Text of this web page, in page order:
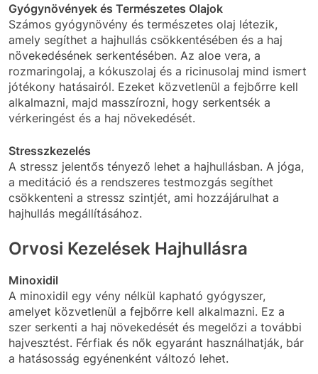
Gyógynövények és Természetes Olajok
Számos gyógynövény és természetes olaj létezik,
amely segíthet a hajhullás csökkentésében és a haj
növekedésének serkentésében. Az aloe vera, a
rozmaringolaj, a kókuszolaj és a ricinusolaj mind ismert
jótékony hatásairól. Ezeket közvetlenül a fejbőrre kell
alkalmazni, majd masszírozni, hogy serkentsék a
vérkeringést és a haj növekedését.
Stresszkezelés
A stressz jelentős tényező lehet a hajhullásban. A jóga,
a meditáció és a rendszeres testmozgás segíthet
csökkenteni a stressz szintjét, ami hozzájárulhat a
hajhullás megállításához.
Orvosi Kezelések Hajhullásra
Minoxidil
A minoxidil egy vény nélkül kapható gyógyszer,
amelyet közvetlenül a fejbőrre kell alkalmazni. Ez a
szer serkenti a haj növekedését és megelőzi a további
hajvesztést. Férfiak és nők egyaránt használhatják, bár
a hatásosság egyénenként változó lehet.